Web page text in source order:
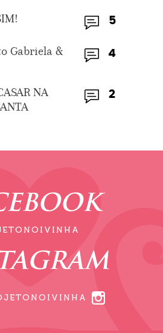
5
4
Gabriela &
2
NA